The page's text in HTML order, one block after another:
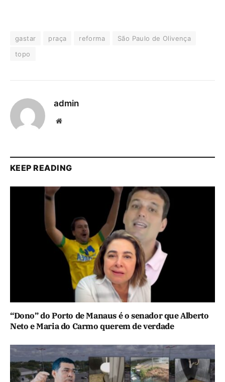
gastar praça reforma
São Paulo de Olivença
topo
admin
Website
KEEP READING
“Dono” do Porto de Manaus é o senador que Alberto
Neto e Maria do Carmo querem de verdade